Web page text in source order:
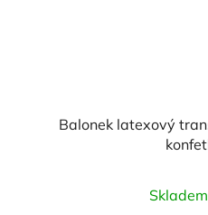
Balonek latexový
Skladem